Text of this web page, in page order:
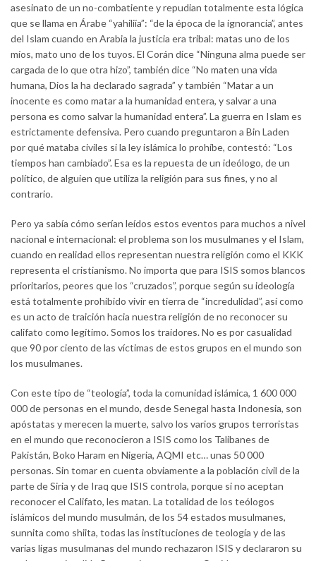
asesinato de un no-combatiente y repudian totalmente esta lógica
que se llama en Árabe “yahiliía”: “de la época de la ignorancia”, antes
del Islam cuando en Arabia la justicia era tribal: matas uno de los
míos, mato uno de los tuyos. El Corán dice “Ninguna alma puede ser
cargada de lo que otra hizo”, también dice “No maten una vida
humana, Dios la ha declarado sagrada” y también “Matar a un
inocente es como matar a la humanidad entera, y salvar a una
persona es como salvar la humanidad entera”. La guerra en Islam es
estrictamente defensiva. Pero cuando preguntaron a Bin Laden
por qué mataba civiles si la ley islámica lo prohíbe, contestó: “Los
tiempos han cambiado”. Esa es la repuesta de un ideólogo, de un
político, de alguien que utiliza la religión para sus fines, y no al
contrario.
Pero ya sabía cómo serían leídos estos eventos para muchos a nivel
nacional e internacional: el problema son los musulmanes y el Islam,
cuando en realidad ellos representan nuestra religión como el KKK
representa el cristianismo. No importa que para ISIS somos blancos
prioritarios, peores que los “cruzados”, porque según su ideología
está totalmente prohibido vivir en tierra de “incredulidad”, así como
es un acto de traición hacia nuestra religión de no reconocer su
califato como legítimo. Somos los traidores. No es por casualidad
que 90 por ciento de las víctimas de estos grupos en el mundo son
los musulmanes.
Con este tipo de “teología”, toda la comunidad islámica, 1 600 000
000 de personas en el mundo, desde Senegal hasta Indonesia, son
apóstatas y merecen la muerte, salvo los varios grupos terroristas
en el mundo que reconocieron a ISIS como los Talibanes de
Pakistán, Boko Haram en Nigeria, AQMI etc… unas 50 000
personas. Sin tomar en cuenta obviamente a la población civil de la
parte de Siria y de Iraq que ISIS controla, porque si no aceptan
reconocer el Califato, les matan. La totalidad de los teólogos
islámicos del mundo musulmán, de los 54 estados musulmanes,
sunnita como shiita, todas las instituciones de teología y de las
varias ligas musulmanas del mundo rechazaron ISIS y declararon su